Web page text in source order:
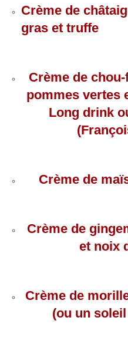
Crème de
gras et truffe
Crème de
pommes vertes
Long drink
Crème de
Crème de
et noix
Crème de
(ou un